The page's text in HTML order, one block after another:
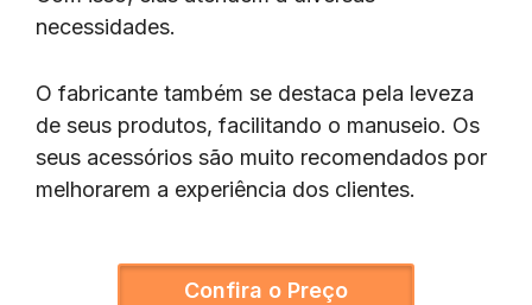
necessidades.
O fabricante também se destaca pela leveza
de seus produtos, facilitando o manuseio. Os
seus acessórios são muito recomendados por
melhorarem a experiência dos clientes.
Confira o Preço